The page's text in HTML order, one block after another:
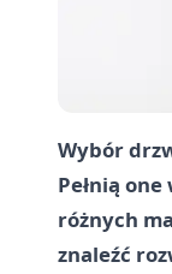
Wybór
Pełnią
różnych
znaleźć